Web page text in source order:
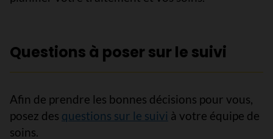
Questions à poser sur le suivi
Afin de prendre les bonnes décisions pour vous,
posez des questions sur le suivi à votre équipe de
soins.